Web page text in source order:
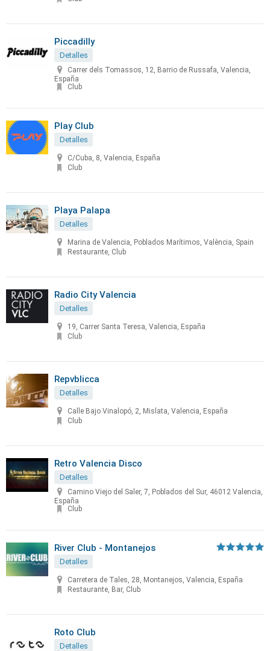
Piccadilly
Detalles
Carrer dels Tomassos, 12, Barrio de Russafa, Valencia,
España
Club
Play Club
Detalles
C/Cuba, 8, Valencia, España
Club
Playa Palapa
Detalles
Marina de Valencia, Poblados Marítimos, València, Spain
Restaurante, Club
Radio City Valencia
Detalles
19, Carrer Santa Teresa, Valencia, España
Club
Repvblicca
Detalles
Calle Bajo Vinalopó, 2, Mislata, Valencia, España
Club
Retro Valencia Disco
Detalles
Camino Viejo del Saler, 7, Poblados del Sur, 46012 Valencia,
España
Club
River Club - Montanejos
Detalles
Carretera de Tales, 28, Montanejos, Valencia, España
Restaurante, Bar, Club
Roto Club
Detalles